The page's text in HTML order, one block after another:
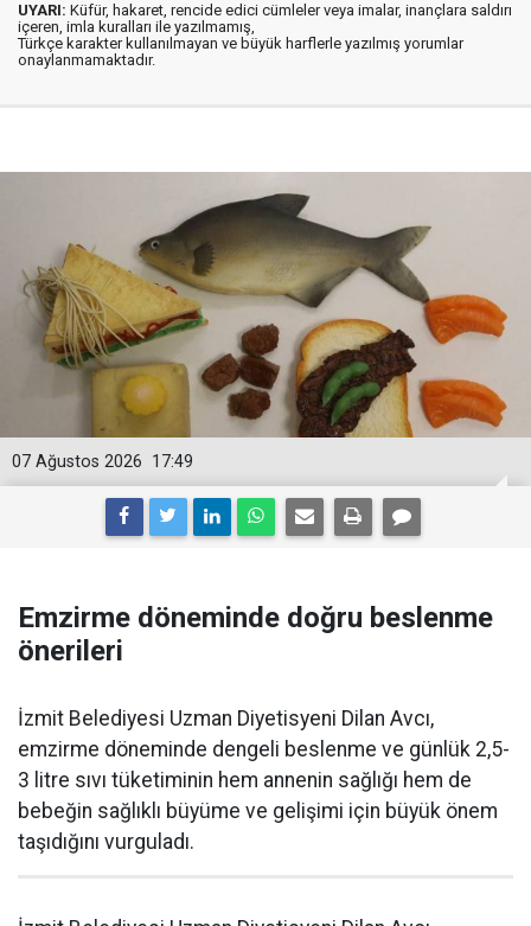
UYARI: Küfür, hakaret, rencide edici cümleler veya imalar, inançlara saldırı
içeren, imla kuralları ile yazılmamış,
Türkçe karakter kullanılmayan ve büyük harflerle yazılmış yorumlar
onaylanmamaktadır.
17:49
07 Ağustos 2026
Emzirme döneminde doğru beslenme
önerileri
İzmit Belediyesi Uzman Diyetisyeni Dilan Avcı,
emzirme döneminde dengeli beslenme ve günlük 2,5-
3 litre sıvı tüketiminin hem annenin sağlığı hem de
bebeğin sağlıklı büyüme ve gelişimi için büyük önem
taşıdığını vurguladı.